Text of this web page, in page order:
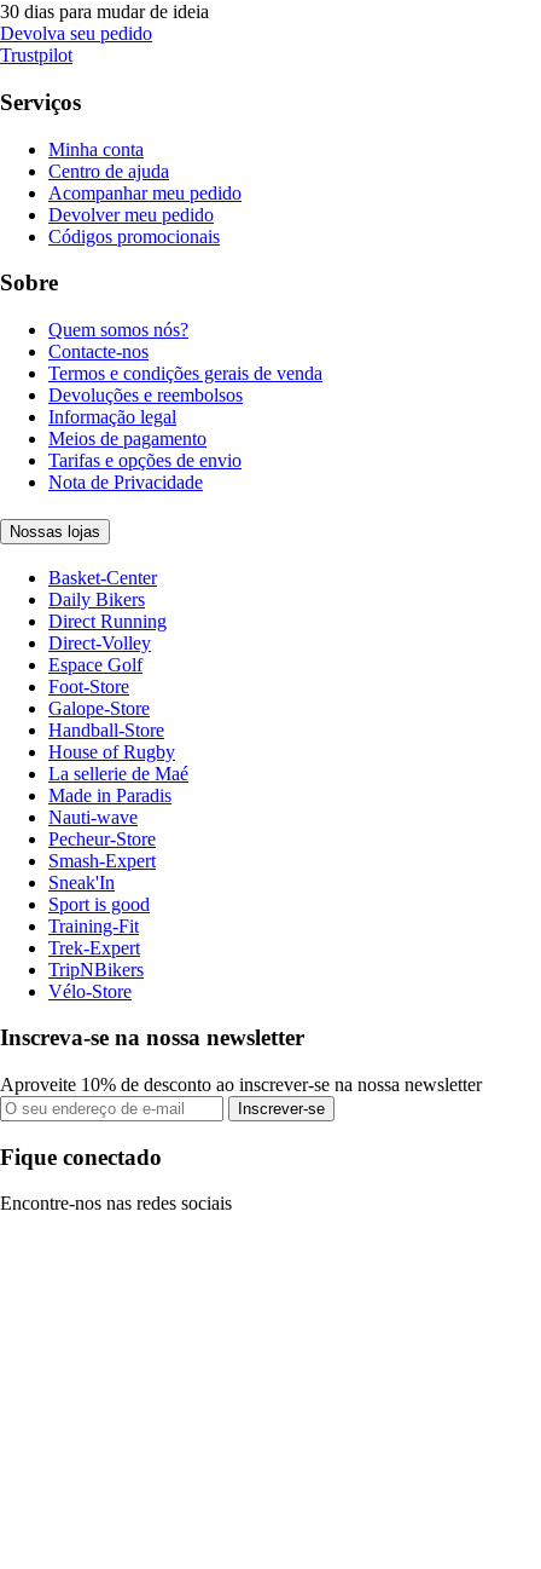
30 dias para mudar de ideia
Devolva seu pedido
Trustpilot
Serviços
Minha conta
Centro de ajuda
Acompanhar meu pedido
Devolver meu pedido
Códigos promocionais
Sobre
Quem somos nós?
Contacte-nos
Termos e condições gerais de venda
Devoluções e reembolsos
Informação legal
Meios de pagamento
Tarifas e opções de envio
Nota de Privacidade
Nossas lojas
Basket-Center
Daily Bikers
Direct Running
Direct-Volley
Espace Golf
Foot-Store
Galope-Store
Handball-Store
House of Rugby
La sellerie de Maé
Made in Paradis
Nauti-wave
Pecheur-Store
Smash-Expert
Sneak'In
Sport is good
Training-Fit
Trek-Expert
TripNBikers
Vélo-Store
Inscreva-se na nossa newsletter
Aproveite 10% de desconto ao inscrever-se na nossa newsletter
Inscrever-se
Fique conectado
Encontre-nos nas redes sociais